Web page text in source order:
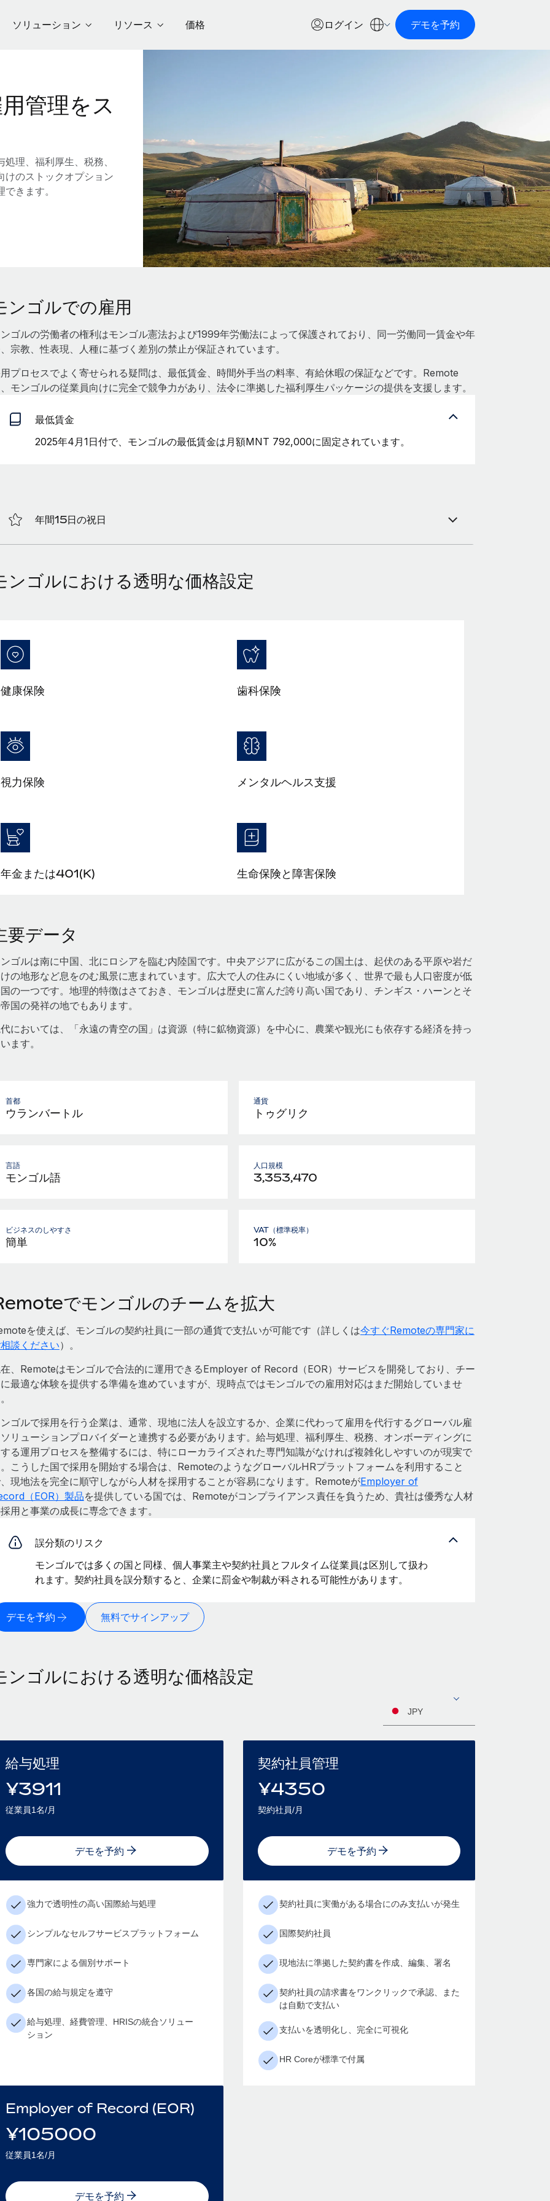
ソリューション リソース 価格 ログイン デモを予約
管理をス
理、福利厚生、税務、
けのストックオプション
きます。
ンゴルでの雇用
ゴルの労働者の権利はモンゴル憲法および1999年労働法によって保護されており、同一労働同一賃金や年
宗教、性表現、人種に基づく差別の禁止が保証されています。
プロセスでよく寄せられる疑問は、最低賃金、時間外手当の料率、有給休暇の保証などです。Remote
モンゴルの従業員向けに完全で競争力があり、法令に準拠した福利厚生パッケージの提供を支援します。
最低賃金
2025年4月1日付で、モンゴルの最低賃金は月額MNT 792,000に固定されています。
年間15日の祝日
ンゴルにおける透明な価格設定
健康保険 歯科保険
視力保険 メンタルヘルス支援
年金または401(K) 生命保険と障害保険
要データ
ゴルは南に中国、北にロシアを臨む内陸国です。中央アジアに広がるこの国土は、起伏のある平原や岩だ
の地形など息をのむ風景に恵まれています。広大で人の住みにくい地域が多く、世界で最も人口密度が低
の一つです。地理的特徴はさておき、モンゴルは歴史に富んだ誇り高い国であり、チンギス・ハーンとそ
国の発祥の地でもあります。
においては、「永遠の青空の国」は資源（特に鉱物資源）を中心に、農業や観光にも依存する経済を持っ
ます。
首都
ウランバートル
通貨
トゥグリク
言語
モンゴル語
人口規模
3,353,470
ビジネスのしやすさ
簡単
VAT（標準税率）
10%
でモンゴルのチームを拡大
を使えば、モンゴルの契約社員に一部の通貨で支払いが可能です（詳しくは今すぐRemoteの専門家に
談ください）。
、Remoteはモンゴルで合法的に運用できるEmployer of Record（EOR）サービスを開発しており、チー
最適な体験を提供する準備を進めていますが、現時点ではモンゴルでの雇用対応はまだ開始していませ
ゴルで採用を行う企業は、通常、現地に法人を設立するか、企業に代わって雇用を代行するグローバル雇
リューションプロバイダーと連携する必要があります。給与処理、福利厚生、税務、オンボーディングに
る運用プロセスを整備するには、特にローカライズされた専門知識がなければ複雑化しやすいのが現実で
こうした国で採用を開始する場合は、RemoteのようなグローバルHRプラットフォームを利用すること
現地法を完全に順守しながら人材を採用することが容易になります。RemoteがEmployer of
（EOR）製品を提供している国では、Remoteがコンプライアンス責任を負うため、貴社は優秀な人材
用と事業の成長に専念できます。
誤分類のリスク
モンゴルでは多くの国と同様、個人事業主や契約社員とフルタイム従業員は区別して扱わ
れます。契約社員を誤分類すると、企業に罰金や制裁が科される可能性があります。
デモを予約 無料でサインアップ
ンゴルにおける透明な価格設定
JPY
給与処理
¥3911
従業員1名/月
デモを予約
強力で透明性の高い国際給与処理
シンプルなセルフサービスプラットフォーム
専門家による個別サポート
各国の給与規定を遵守
給与処理、経費管理、HRISの統合ソリュー
ション
契約社員管理
¥4350
契約社員/月
デモを予約
契約社員に実働がある場合にのみ支払いが発生
国際契約社員
現地法に準拠した契約書を作成、編集、署名
契約社員の請求書をワンクリックで承認、また
は自動で支払い
支払いを透明化し、完全に可視化
HR Coreが標準で付属
Employer of Record (EOR)
¥105000
従業員1名/月
デモを予約